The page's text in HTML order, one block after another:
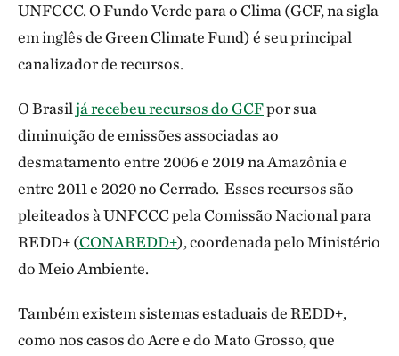
UNFCCC. O Fundo Verde para o Clima (GCF, na sigla
em inglês de Green Climate Fund) é seu principal
canalizador de recursos.
O Brasiljá recebeu recursos do GCFpor sua
diminuição de emissões associadas ao
desmatamento entre 2006 e 2019 na Amazônia e
entre 2011 e 2020 no Cerrado. Esses recursos são
pleiteados à UNFCCC pela Comissão Nacional para
REDD+ (CONAREDD+), coordenada pelo Ministério
do Meio Ambiente.
Também existem sistemas estaduais de REDD+,
como nos casos do Acre e do Mato Grosso, que